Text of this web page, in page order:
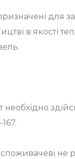
для
в якості
необхідно
не